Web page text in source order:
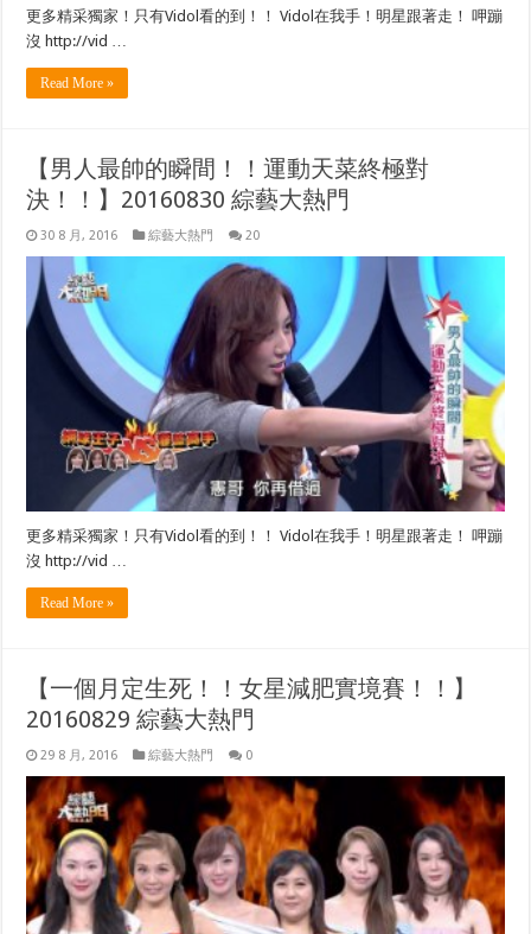
更多精采獨家！只有Vidol看的到！！ Vidol在我手！明星跟著走！ 呷蹦
沒 http://vid …
Read More »
【男人最帥的瞬間！！運動天菜終極對
決！！】20160830 綜藝大熱門
30 8 月, 2016 綜藝大熱門 20
更多精采獨家！只有Vidol看的到！！ Vidol在我手！明星跟著走！ 呷蹦
沒 http://vid …
Read More »
【一個月定生死！！女星減肥實境賽！！】
20160829 綜藝大熱門
29 8 月, 2016 綜藝大熱門 0